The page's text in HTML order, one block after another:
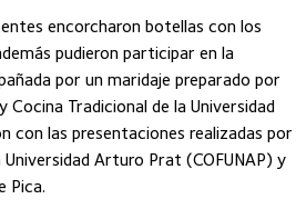
encorcharon botellas con los
pudieron participar en la
por un maridaje preparado por
Tradicional de la Universidad
con las presentaciones realizadas por
Arturo Prat (COFUNAP) y
Pica.